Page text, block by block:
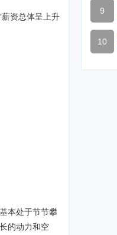
资总体呈上升
本处于节节攀
的动力和空
9
10